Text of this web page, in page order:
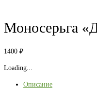
Моносерьга
1400 ₽
Loading...
Описание